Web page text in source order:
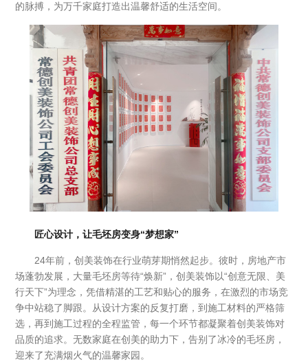
的脉搏，为万千家庭打造出温馨舒适的生活空间。
匠心设计，让毛坯房变身“梦想家”
24年前，创美装饰在行业萌芽期悄然起步。彼时，房地产市
场蓬勃发展，大量毛坯房等待“焕新”，创美装饰以“创意无限、美
行天下”为理念，凭借精湛的工艺和贴心的服务，在激烈的市场竞
争中站稳了脚跟。从设计方案的反复打磨，到施工材料的严格筛
选，再到施工过程的全程监管，每一个环节都凝聚着创美装饰对
品质的追求。无数家庭在创美的助力下，告别了冰冷的毛坯房，
迎来了充满烟火气的温馨家园。